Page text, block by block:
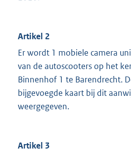
Artikel 2
Er wordt 1 mobiele camera
van de autoscooters op het
Binnenhof 1 te Barendrecht.
bijgevoegde kaart bij dit
weergegeven.
Artikel 3